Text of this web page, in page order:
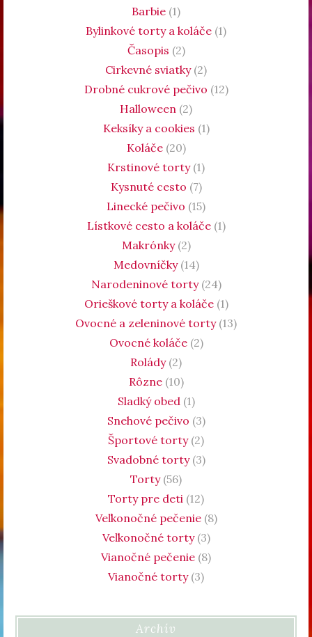
Barbie (1)
Bylinkové torty a koláče (1)
Časopis (2)
Cirkevné sviatky(2)
Drobné cukrové pečivo (12)
Halloween (2)
Keksíky a cookies (1)
Koláče(20)
Krstinové torty(1)
Kysnuté cesto (7)
Linecké pečivo (15)
Lístkové cesto a koláče(1)
Makrónky(2)
Medovníčky(14)
Narodeninové torty(24)
Orieškové torty a koláče(1)
Ovocné a zeleninové torty(13)
Ovocné koláče(2)
Rolády(2)
Rôzne(10)
Sladký obed (1)
Snehové pečivo (3)
Športové torty(2)
Svadobné torty(3)
Torty(56)
Torty pre deti (12)
Veľkonočné pečenie(8)
Veľkonočné torty(3)
Vianočné pečenie (8)
Vianočné torty(3)
Archív